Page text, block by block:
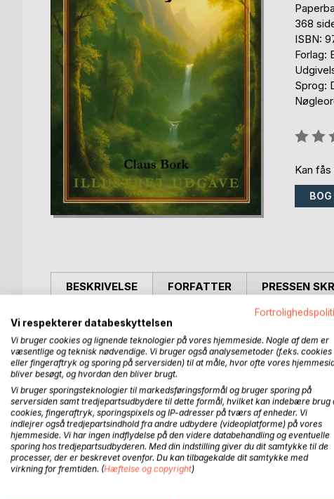
368
ISBN:
Forlag:
Sprog:
Kan fås
BOG
BESKRIVELSE
Skjult bag bjerge og skove i midten af verden ligger
Her lever dronning Elenor og hendes assassins, som
Ved Elenors side står troldmanden Skillion, der med
Elf er en episk fantasyroman om mod, venskab og
dramatiske valg - hvor kampen mellem lys og mørke
FORFATTER PRESSEN
FLERE TITLER HOSBoD
Vi respekterer databeskyttelsen
Vi bruger cookies og lignende teknologier på vores hjemmeside. Nogle af dem er
væsentlige og teknisk nødvendige. Vi bruger også analysemetoder (f.eks. cookies
eller fingeraftryk og sporing på serversiden) til at måle, hvor ofte vores
bliver besøgt, og hvordan den bliver brugt.
Vi bruger sporingsteknologier til markedsføringsformål og bruger sporing på
serversiden samt tredjepartsudbydere til dette formål, hvilket kan indebære brug
cookies, fingeraftryk, sporingspixels og IP-adresser på tværs af enheder. Vi
indlejrer også tredjepartsindhold fra andre udbydere (videoplatforme) på vores
hjemmeside. Vi har ingen indflydelse på den videre databehandling og eventuelle
sporing hos tredjepartsudbyderen. Med din indstilling giver du dit samtykke til de
processer, der er beskrevet ovenfor. Du kan tilbagekalde dit samtykke med
virkning for fremtiden. (Hæftelse og copyright)